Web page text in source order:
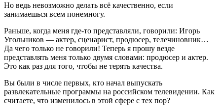
Но ведь невозможно делать всё качественно, если
занимаешься всем понемногу.
Раньше, когда меня где-то представляли, говорили: Игорь
Угольников — актер, сценарист, продюсер, телечиновник…
Да чего только не говорили! Теперь я прошу везде
представлять меня только двумя словами: продюсер и актер.
Это как раз для того, чтобы не терять качества.
Вы были в числе первых, кто начал выпускать
развлекательные программы на российском телевидении. Как
считаете, что изменилось в этой сфере с тех пор?